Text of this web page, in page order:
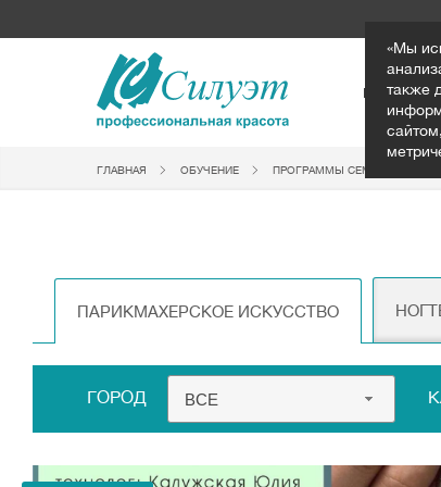
ГЛАВНАЯ
ГЛАВНАЯ ОБУЧЕНИЕ ПРОГРАММЫ СЕМИНАРОВ
ПАРИКМАХЕРСКОЕ ИСКУССТВО
ГОРОД ВСЕ
«Мы
также